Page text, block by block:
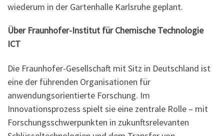
wiederum in der Gartenhalle Karlsruhe geplant.
Über Fraunhofer-Institut für Chemische Technologie
ICT
Die Fraunhofer-Gesellschaft mit Sitz in Deutschland ist
eine der führenden Organisationen für
anwendungsorientierte Forschung. Im
Innovationsprozess spielt sie eine zentrale Rolle – mit
Forschungsschwerpunkten in zukunftsrelevanten